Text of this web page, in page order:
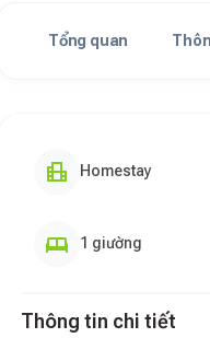
Tổng quan
Homestay
1 giường
Thông tin chi tiết